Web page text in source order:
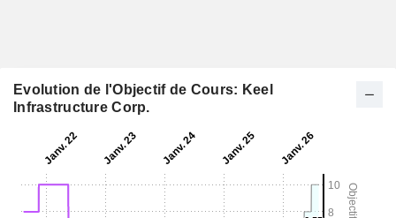
Evolution de l'Objectif de Cours: Keel
Infrastructure Corp.